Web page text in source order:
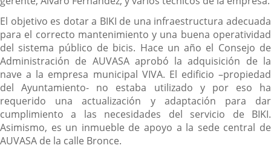
El objetivo es dotar a BIKI de una infraestructura adecuada
para el correcto mantenimiento y una buena operatividad
del sistema público de bicis. Hace un año el Consejo de
Administración de AUVASA aprobó la adquisición de la
nave a la empresa municipal VIVA. El edificio –propiedad
del Ayuntamiento- no estaba utilizado y por eso ha
requerido una actualización y adaptación para dar
cumplimiento a las necesidades del servicio de BIKI.
Asimismo, es un inmueble de apoyo a la sede central de
AUVASA de la calle Bronce.